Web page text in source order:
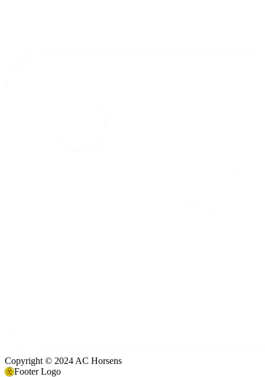
Copyright © 2024 AC Horsens
Footer Logo